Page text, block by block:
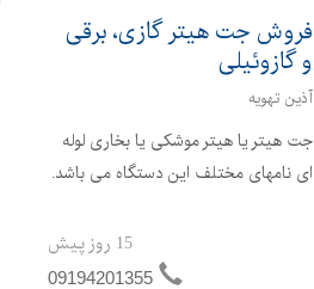
فروش جت هیتر گازی، برقی
و گازوئیلی
آذین تهویه
جت هیتر یا هیتر موشکی یا بخاری لوله
ای نامهای مختلف این دستگاه می باشد.
گرم کردن سالن های تولید ، دامداری ها،
مرغداری ها و گلخانه ها می باشد. از جت
15 روز پیش
09194201355